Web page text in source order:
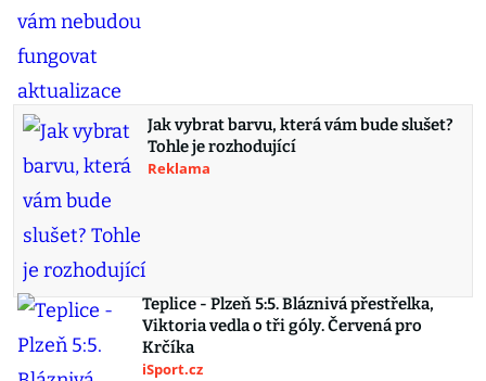
Jak vybrat barvu, která vám bude slušet?
Tohle je rozhodující
Reklama
Teplice - Plzeň 5:5. Bláznivá přestřelka,
Viktoria vedla o tři góly. Červená pro
Krčíka
iSport.cz